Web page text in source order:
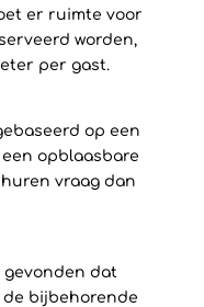
er ruimte voor
worden,
per gast.
op een
opblaasbare
vraag dan
gevonden dat
de bijbehorende